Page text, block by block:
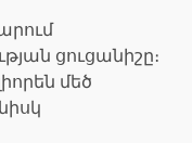
ցուցանիշը։
մեծ